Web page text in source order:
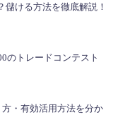
ける方法を徹底解説！
のトレードコンテスト
・有効活用方法を分か